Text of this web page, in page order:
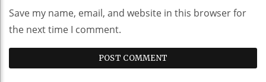
Save my name, email, and website in this browser for
the next time I comment.